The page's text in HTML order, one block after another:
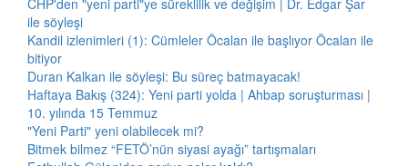
CHP'den "yeni parti"ye süreklilik ve değişim | Dr. Edgar Şar
ile söyleşi
Kandil izlenimleri (1): Cümleler Öcalan ile başlıyor Öcalan ile
bitiyor
Duran Kalkan ile söyleşi: Bu süreç batmayacak!
Haftaya Bakış (324): Yeni parti yolda | Ahbap soruşturması |
10. yılında 15 Temmuz
"Yeni Parti" yeni olabilecek mi?
Bitmek bilmez “FETÖ’nün siyasi ayağı” tartışmaları